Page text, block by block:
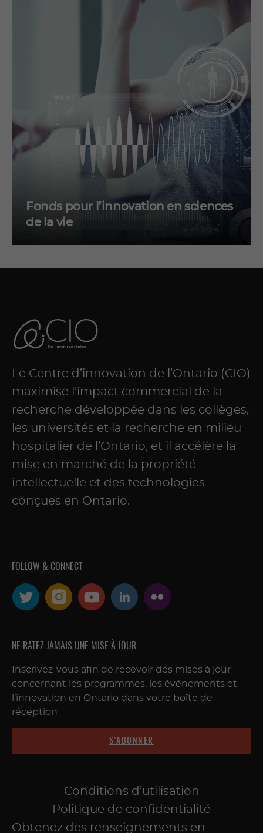
Fonds pour l’innovation en sciences
de la vie
Le Centre d’innovation de l’Ontario (CIO)
maximise l'impact commercial de la
recherche développée dans les collèges,
les universités et la recherche en milieu
hospitalier de l’Ontario, et il accélère la
mise en marché de la propriété
intellectuelle et des technologies
conçues en Ontario.
FOLLOW & CONNECT
NE RATEZ JAMAIS UNE MISE À JOUR
Inscrivez-vous afin de recevoir des mises à jour
concernant les programmes, les événements et
l’innovation en Ontario dans votre boîte de
réception
S'ABONNER
Conditions d’utilisation
Politique de confidentialité
Obtenez des renseignements en